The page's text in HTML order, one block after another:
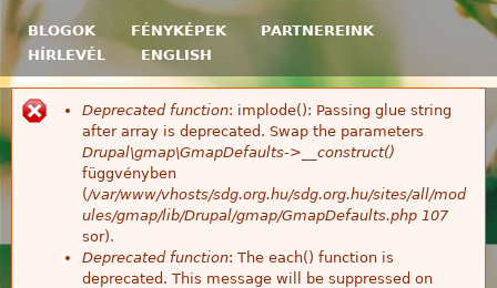
BLOGOK FÉNYKÉPEK
PARTNEREINK
HÍRLEVÉL
ENGLISH
Hibaüzenet
Deprecated function: implode(): Passing glue string
after array is deprecated. Swap the parameters
Drupal\gmap\GmapDefaults->__construct()
függvényben
(/var/www/vhosts/sdg.org.hu/sdg.org.hu/sites/all/mod
ules/gmap/lib/Drupal/gmap/GmapDefaults.php 107
sor).
Deprecated function: The each() function is
deprecated. This message will be suppressed on